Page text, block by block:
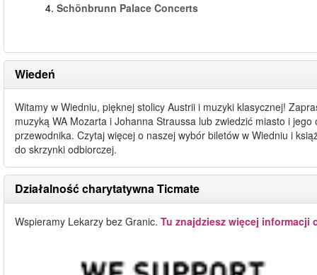
4. Schönbrunn Palace Concerts
Wiedeń
Witamy w Wiedniu, pięknej stolicy Austrii i muzyki klasycznej!
muzyką WA Mozarta i Johanna Straussa lub zwiedzić miasto i
przewodnika. Czytaj więcej o naszej wybór biletów w Wiedniu i
do skrzynki odbiorczej.
Działalność charytatywna Ticmate
Wspieramy Lekarzy bez Granic. Tu znajdziesz więcej informacji